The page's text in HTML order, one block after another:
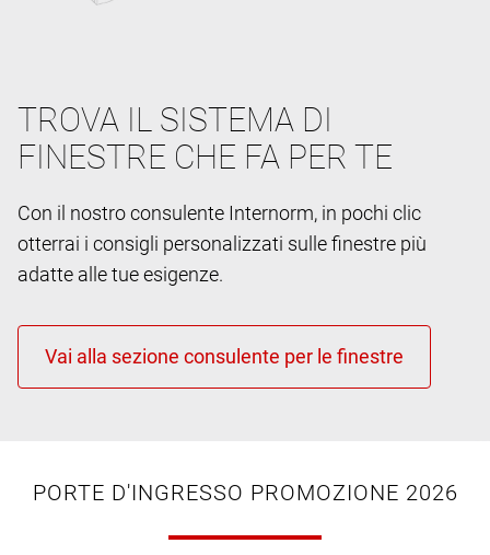
TROVA IL SISTEMA DI
FINESTRE CHE FA PER TE
Con il nostro consulente Internorm, in pochi clic
otterrai i consigli personalizzati sulle finestre più
adatte alle tue esigenze.
PORTE D'INGRESSO PROMOZIONE 2026